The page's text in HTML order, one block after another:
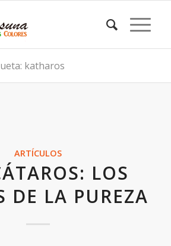
katharos
ARTÍCULOS
LOS
DE LA PUREZA